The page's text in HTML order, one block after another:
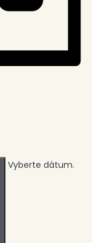
Vyberte dátum.